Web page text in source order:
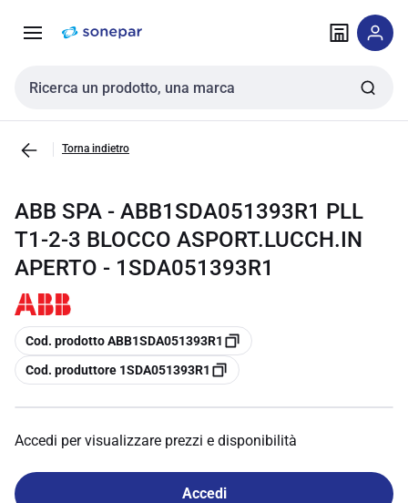
navigazione alla
Cerca input
Torna indietro
ABB SPA - ABB1SDA051393R1 PLL
T1-2-3 BLOCCO ASPORT.LUCCH.IN
APERTO - 1SDA051393R1
copia
Cod. prodotto ABB1SDA051393R1
copia
Cod. produttore 1SDA051393R1
Accedi per visualizzare prezzi e disponibilità
Accedi